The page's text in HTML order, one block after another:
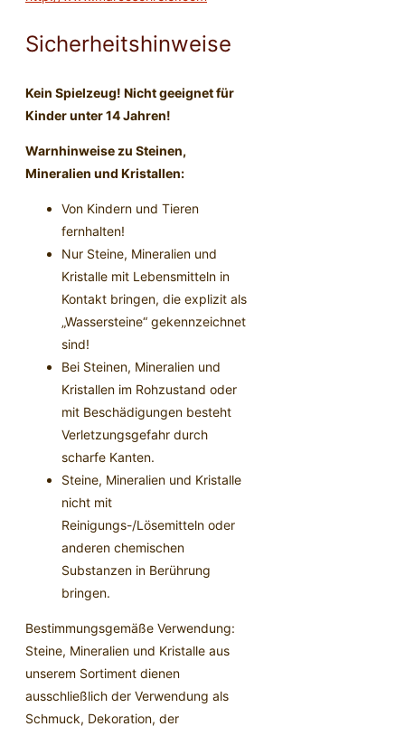
Sicherheitshinweise
Kein Spielzeug! Nicht geeignet für
Kinder unter 14 Jahren!
Warnhinweise zu Steinen,
Mineralien und Kristallen:
Von Kindern und Tieren
fernhalten!
Nur Steine, Mineralien und
Kristalle mit Lebensmitteln in
Kontakt bringen, die explizit als
„Wassersteine“ gekennzeichnet
sind!
Bei Steinen, Mineralien und
Kristallen im Rohzustand oder
mit Beschädigungen besteht
Verletzungsgefahr durch
scharfe Kanten.
Steine, Mineralien und Kristalle
nicht mit
Reinigungs-/Lösemitteln oder
anderen chemischen
Substanzen in Berührung
bringen.
Bestimmungsgemäße Verwendung:
Steine, Mineralien und Kristalle aus
unserem Sortiment dienen
ausschließlich der Verwendung als
Schmuck, Dekoration, der